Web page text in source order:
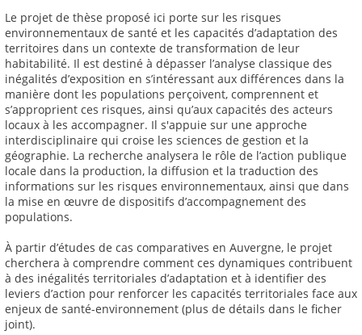
Le projet de thèse proposé ici porte sur les risques
environnementaux de santé et les capacités d’adaptation des
territoires dans un contexte de transformation de leur
habitabilité. Il est destiné à dépasser l’analyse classique des
inégalités d’exposition en s’intéressant aux différences dans la
manière dont les populations perçoivent, comprennent et
s’approprient ces risques, ainsi qu’aux capacités des acteurs
locaux à les accompagner. Il s'appuie sur une approche
interdisciplinaire qui croise les sciences de gestion et la
géographie. La recherche analysera le rôle de l’action publique
locale dans la production, la diffusion et la traduction des
informations sur les risques environnementaux, ainsi que dans
la mise en œuvre de dispositifs d’accompagnement des
populations.
À partir d’études de cas comparatives en Auvergne, le projet
cherchera à comprendre comment ces dynamiques contribuent
à des inégalités territoriales d’adaptation et à identifier des
leviers d’action pour renforcer les capacités territoriales face aux
enjeux de santé-environnement (plus de détails dans le ficher
joint).